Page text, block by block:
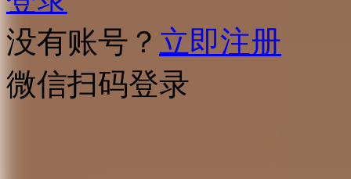
没有账号？ 立即注册
微信扫码登录